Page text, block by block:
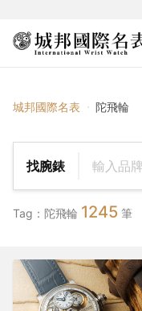
城邦國際名表 陀⾶輪
找腕錶
Tag：陀⾶輪 1245 筆